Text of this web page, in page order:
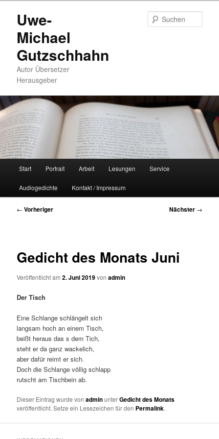
primären
springen
Uwe-
Michael
Gutzschhahn
Autor Übersetzer
Herausgeber
Start Portrait Arbeit Lesungen Service
Audiogedichte Kontakt / Impressum
Beitragsnavigation
← Vorheriger Nächster →
Gedicht des Monats Juni
Veröffentlicht am2. Juni 2019vonadmin
Der Tisch
Eine Schlange schlängelt sich
langsam hoch an einem Tisch,
beißt heraus das s dem Tich,
steht er da ganz wackelich,
aber dafür reimt er sich.
Doch die Schlange völlig schlapp
rutscht am Tischbein ab.
Dieser Eintrag wurde vonadminunterGedicht des Monats
veröffentlicht. Setze ein Lesezeichen für den Permalink.